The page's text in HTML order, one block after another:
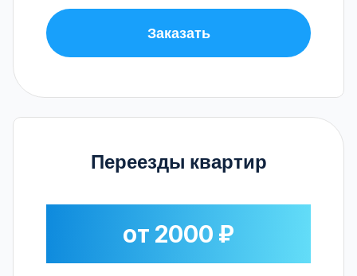
Заказать
Переезды квартир
от 2000 ₽